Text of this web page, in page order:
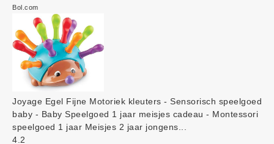
Bol.com
Joyage Egel Fijne Motoriek kleuters - Sensorisch speelgoed
baby - Baby Speelgoed 1 jaar meisjes cadeau - Montessori
speelgoed 1 jaar Meisjes 2 jaar jongens...
4.2